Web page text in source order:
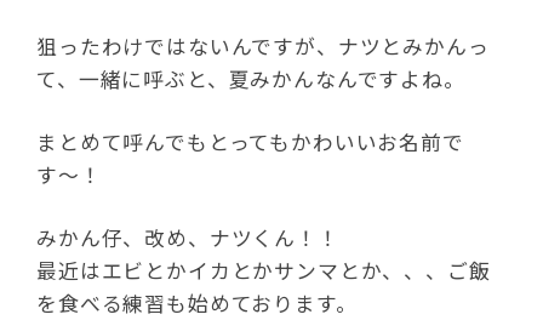
狙ったわけではないんですが、ナツとみかんっ
て、一緒に呼ぶと、夏みかんなんですよね。
まとめて呼んでもとってもかわいいお名前で
す〜！
みかん仔、改め、ナツくん！！
最近はエビとかイカとかサンマとか、、、ご飯
を食べる練習も始めております。